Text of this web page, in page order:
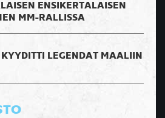
ENSIKERTALAISEN
MM-RALLISSA
LEGENDAT MAALIIN